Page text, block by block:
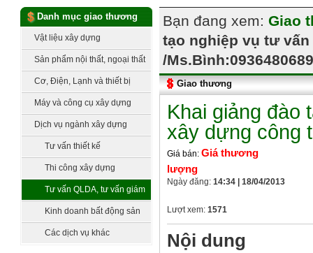
Danh mục giao thương
Vật liệu xây dựng
Sản phẩm nội thất, ngoại thất
Cơ, Điện, Lạnh và thiết bị
công nghệ
Máy và công cụ xây dựng
Dịch vụ ngành xây dựng
Tư vấn thiết kế
Thi công xây dựng
Tư vấn QLDA, tư vấn giám
Kinh doanh bất động sản
Các dịch vụ khác
Bạn đang xem: Giao
tạo nghiệp vụ tư
/Ms.Bình:0936480689
Giao thương
Khai giảng đào
xây dựng công
Giá bán: Giá thương
lượng
Ngày đăng: 14:34 | 18/04/2013
Lượt xem: 1571
Nội dung